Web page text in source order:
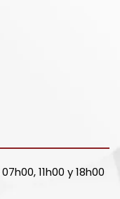
07h00, 11h00 y 18h00